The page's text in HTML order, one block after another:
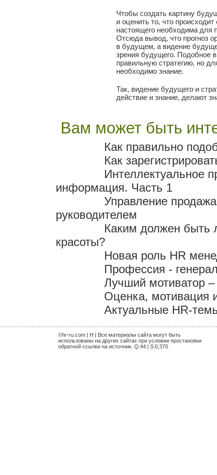
Чтобы создать картину
и оценить то, что
настоящего необходима для
Отсюда вывод, что прогноз
в будущем, а видение
зрения будущего. Подобное
правильную стратегию, но
необходимо знание.
Так, видение будущего и
действие и знание, делают
Вам может быть
Как правильно
Как
Интеллектуальное
информация. Часть 1
Управление
руководителем
Каким должен быть
красоты?
Новая роль HR
Профессия -
Лучший мотиватор –
Оценка, мотивация
Актуальные HR-
©hr-ru.com | H | Все материалы сайта могут быть
использованы на других сайтах при условии простановки
обратной ссылки на источник. Q:44 | S:0,370